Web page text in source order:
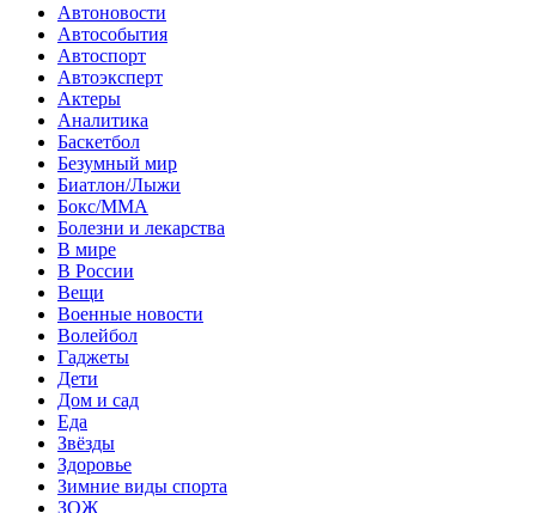
Автоновости
Автособытия
Автоспорт
Автоэксперт
Актеры
Аналитика
Баскетбол
Безумный мир
Биатлон/Лыжи
Бокс/MMA
Болезни и лекарства
В мире
В России
Вещи
Военные новости
Волейбол
Гаджеты
Дети
Дом и сад
Еда
Звёзды
Здоровье
Зимние виды спорта
ЗОЖ